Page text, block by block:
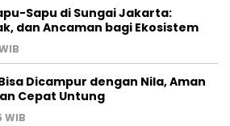
Sapu di Sungai Jakarta:
dan Ancaman bagi Ekosistem
Dicampur dengan Nila, Aman
Cepat Untung
WIB